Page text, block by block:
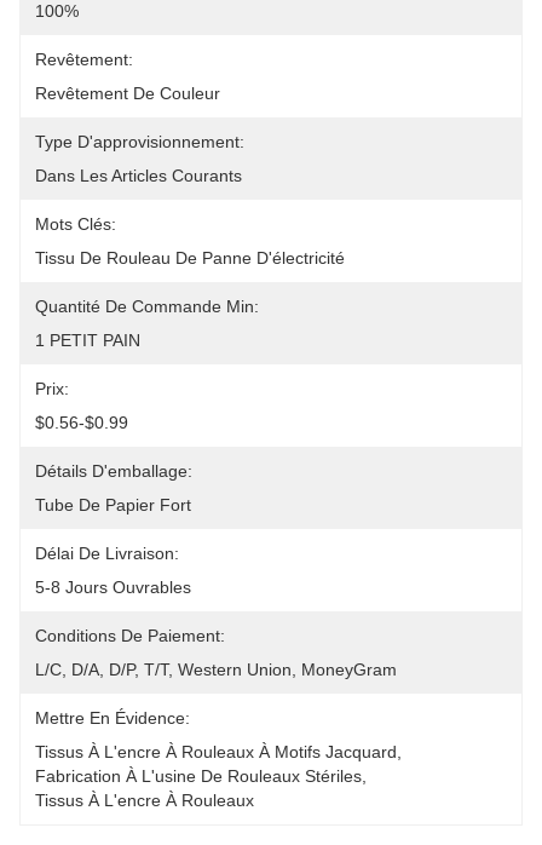
100%
Revêtement:
Revêtement De Couleur
Type D'approvisionnement:
Dans Les Articles Courants
Mots Clés:
Tissu De Rouleau De Panne D'électricité
Quantité De Commande Min:
1 PETIT PAIN
Prix:
$0.56-$0.99
Détails D'emballage:
Tube De Papier Fort
Délai De Livraison:
5-8 Jours Ouvrables
Conditions De Paiement:
L/C, D/A, D/P, T/T, Western Union, MoneyGram
Mettre En Évidence:
Tissus À L'encre À Rouleaux À Motifs Jacquard
Fabrication À L'usine De Rouleaux Stériles
Tissus À L'encre À Rouleaux